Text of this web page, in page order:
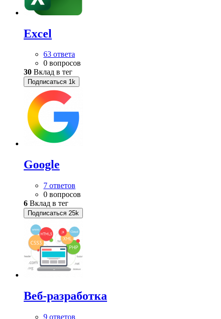
Excel
63 ответа
0 вопросов
30 Вклад в тег
Подписаться 1k
Google
7 ответов
0 вопросов
6 Вклад в тег
Подписаться 25k
Веб-разработка
9 ответов